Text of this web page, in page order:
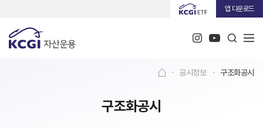
앱 다운로드
· 공시정보 · 구조화공시
구조화공시